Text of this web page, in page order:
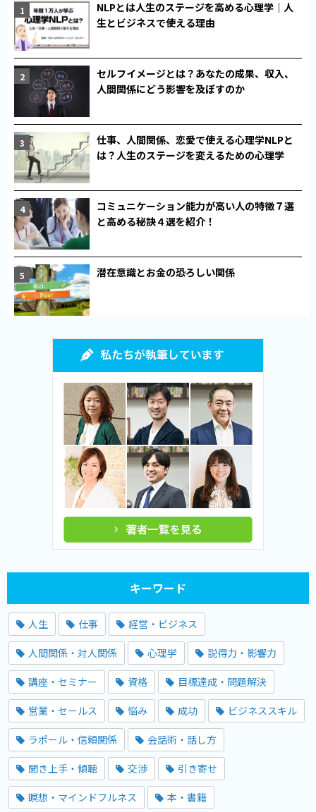
NLPとは人生のステージを高める心理学｜人
生とビジネスで使える理由
セルフイメージとは？あなたの成果、収入、
人間関係にどう影響を及ぼすのか
仕事、人間関係、恋愛で使える心理学NLPと
は？人生のステージを変えるための心理学
コミュニケーション能力が高い人の特徴７選
と高める秘訣４選を紹介！
潜在意識とお金の恐ろしい関係
キーワード
人生 仕事 経営・ビジネス
人間関係・対人関係 心理学 説得力・影響力
講座・セミナー 資格 目標達成・問題解決
営業・セールス 悩み 成功 ビジネススキル
ラポール・信頼関係 会話術・話し方
聞き上手・傾聴 交渉 引き寄せ
瞑想・マインドフルネス 本・書籍